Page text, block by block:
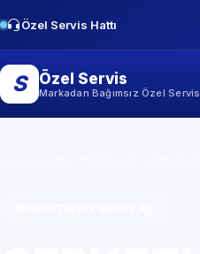
Özel Servis Hattı
S Özel Servis
Markadan Bağımsız Özel Servis